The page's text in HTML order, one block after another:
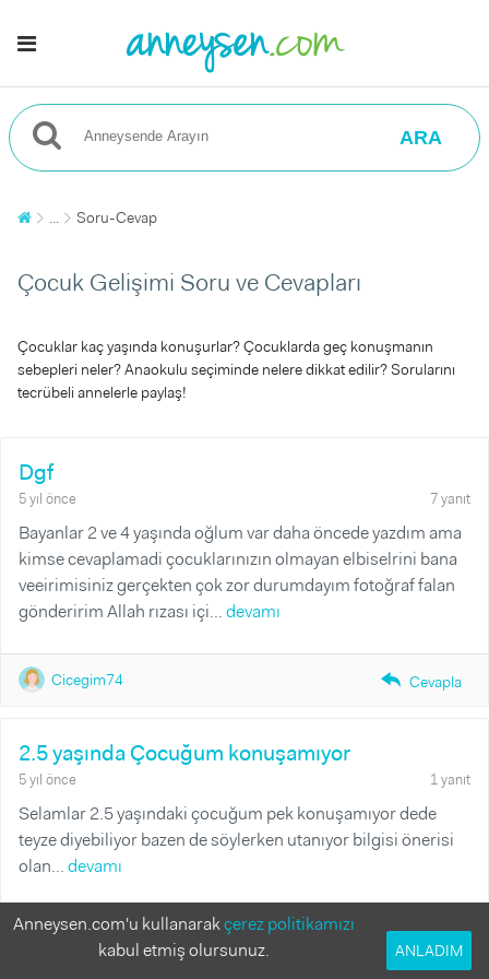
ARA
... Soru-Cevap
Çocuk Gelişimi Soru ve Cevapları
Çocuklar kaç yaşında konuşurlar? Çocuklarda geç konuşmanın
sebepleri neler? Anaokulu seçiminde nelere dikkat edilir? Sorularını
tecrübeli annelerle paylaş!
Dgf
5 yıl önce 7 yanıt
Bayanlar 2 ve 4 yaşında oğlum var daha öncede yazdım ama
kimse cevaplamadi çocuklarınızın olmayan elbiselrini bana
veeirimisiniz gerçekten çok zor durumdayım fotoğraf falan
gönderirim Allah rızası içi...devamı
Cicegim74 reply_fill Cevapla
2.5 yaşında Çocuğum konuşamıyor
5 yıl önce 1 yanıt
Selamlar 2.5 yaşındaki çocuğum pek konuşamıyor dede
teyze diyebiliyor bazen de söylerken utanıyor bilgisi önerisi
olan...devamı
Mervetml reply_fill Cevapla
Anneysen.com'u kullanarakçerez politikamızı
kabul etmiş olursunuz.
ANLADIM
Yanıtlanmamış Sorular Yanıtlanmış Sorular